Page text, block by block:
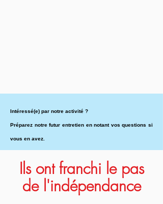
Intéressé(e) par notre activité ?
Préparez notre futur entretien en notant vos questions si
vous en avez.
Ils ont franchi le pas
de l'indépendance